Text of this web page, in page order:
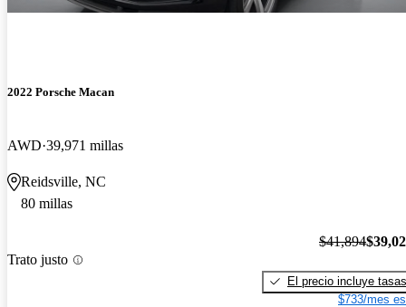
2022 Porsche Macan
AWD 39,971 millas
Reidsville, NC
80 millas
Trato justo
$41,894
El precio incluye tasas
$733/mes